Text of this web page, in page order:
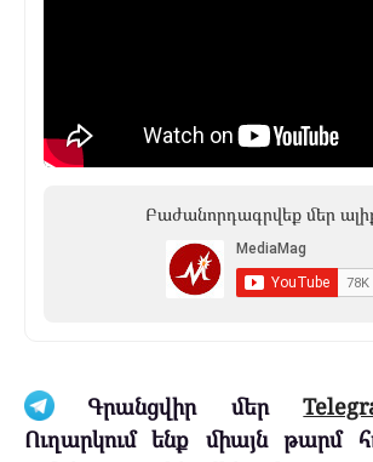
Բաժանորդագրվեք մեր
Գրանցվիր մեր
Ուղարկում ենք միայն թարմ